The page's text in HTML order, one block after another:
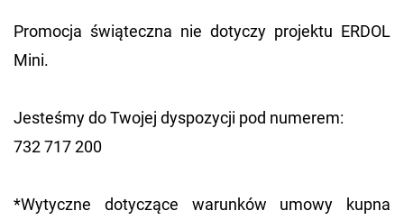
Pro­mo­cja świą­tecz­na nie do­ty­czy pro­jek­tu ERDOL
Mini.
Je­ste­śmy do Two­jej dys­po­zy­cji pod nu­me­rem:
732 717 200
*Wy­tycz­ne do­ty­czą­ce wa­run­ków umowy kupna